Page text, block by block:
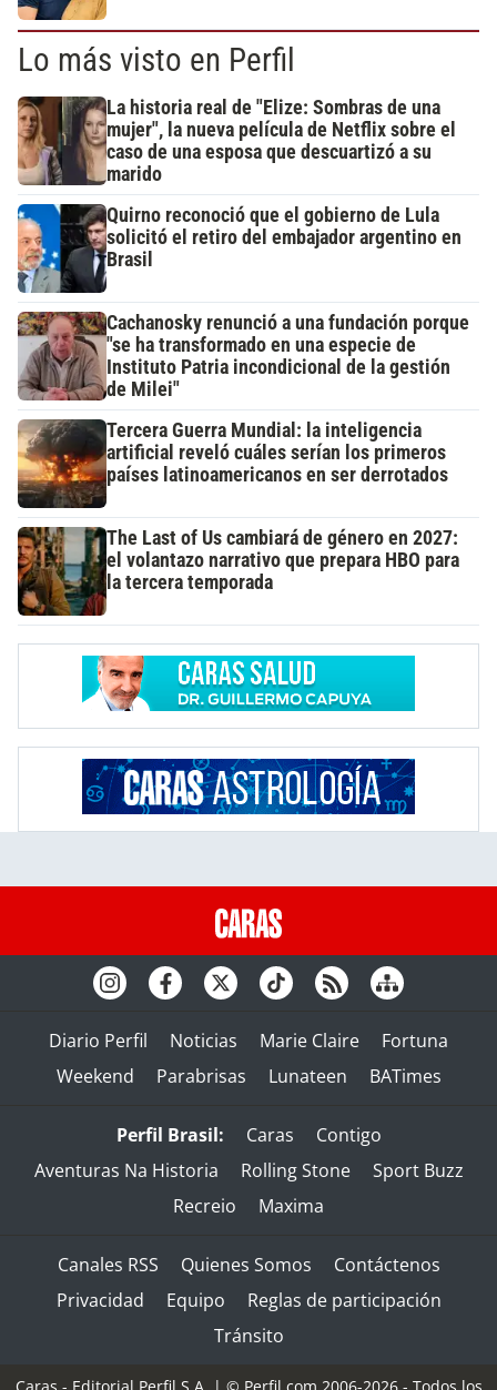
Lo más visto en Perfil
La historia real de "Elize: Sombras de una
mujer", la nueva película de Netflix sobre el
caso de una esposa que descuartizó a su
marido
Quirno reconoció que el gobierno de Lula
solicitó el retiro del embajador argentino en
Brasil
Cachanosky renunció a una fundación porque
"se ha transformado en una especie de
Instituto Patria incondicional de la gestión
de Milei"
Tercera Guerra Mundial: la inteligencia
artificial reveló cuáles serían los primeros
países latinoamericanos en ser derrotados
The Last of Us cambiará de género en 2027:
el volantazo narrativo que prepara HBO para
la tercera temporada
Diario Perfil Noticias Marie Claire
Fortuna
Weekend
Parabrisas Lunateen BATimes
Perfil Brasil: Caras
Contigo
Aventuras Na Historia
Rolling Stone
Sport Buzz
Recreio
Maxima
Canales RSS Quienes Somos
Contáctenos
Privacidad
Equipo
Reglas de participación
Tránsito